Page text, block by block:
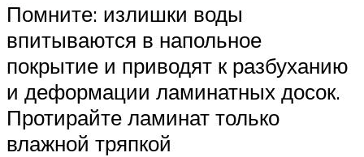
Помните: излишки воды
впитываются в напольное
покрытие и приводят к разбуханию
и деформации ламинатных досок.
Протирайте ламинат только
влажной тряпкой